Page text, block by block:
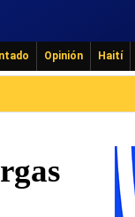
Opinión Haití